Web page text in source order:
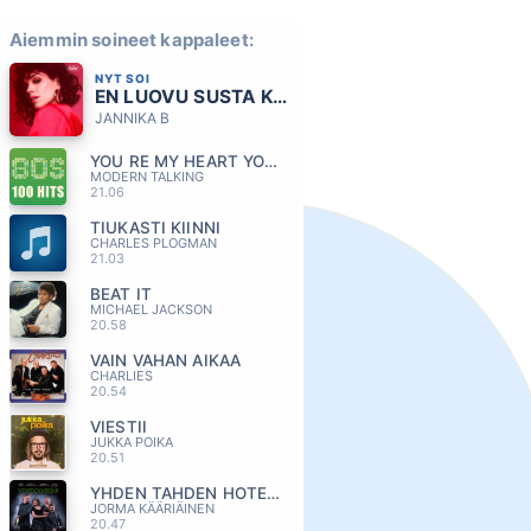
Aiemmin soineet kappaleet:
NYT SOI
EN LUOVU SUSTA KOSKAAN
JANNIKA B
YOU RE MY HEART YOU RE MY SOUL
MODERN TALKING
21.06
TIUKASTI KIINNI
CHARLES PLOGMAN
21.03
BEAT IT
MICHAEL JACKSON
20.58
VAIN VAHAN AIKAA
CHARLIES
20.54
VIESTII
JUKKA POIKA
20.51
YHDEN TAHDEN HOTELLI
JORMA KÄÄRIÄINEN
20.47